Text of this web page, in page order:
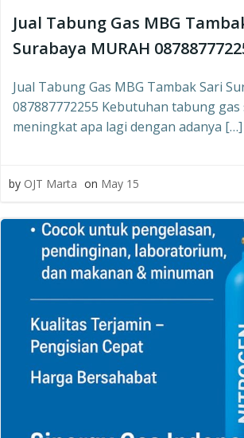
Jual Tabung Gas MBG
Surabaya MURAH
Jual Tabung Gas MBG Tambak Sari
087887772255 Kebutuhan tabung
meningkat apa lagi dengan adanya […]
by OJT Marta on May 15